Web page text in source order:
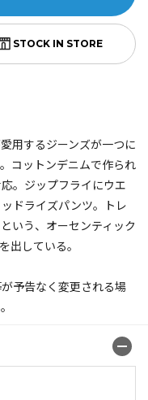
用するジーンズが一つに
コットンデニムで作られ
。ジップフライにウエ
ドライズパンツ。トレ
いう、オーセンティック
出している。
予告なく変更される場